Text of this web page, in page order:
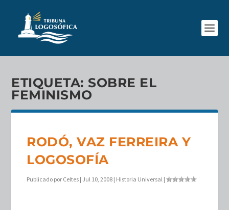
ETIQUETA: SOBRE EL
FEMINISMO
RODÓ, VAZ FERREIRA Y
LOGOSOFÍA
Publicado por Celtes | Jul 10, 2008 | Historia Universal |